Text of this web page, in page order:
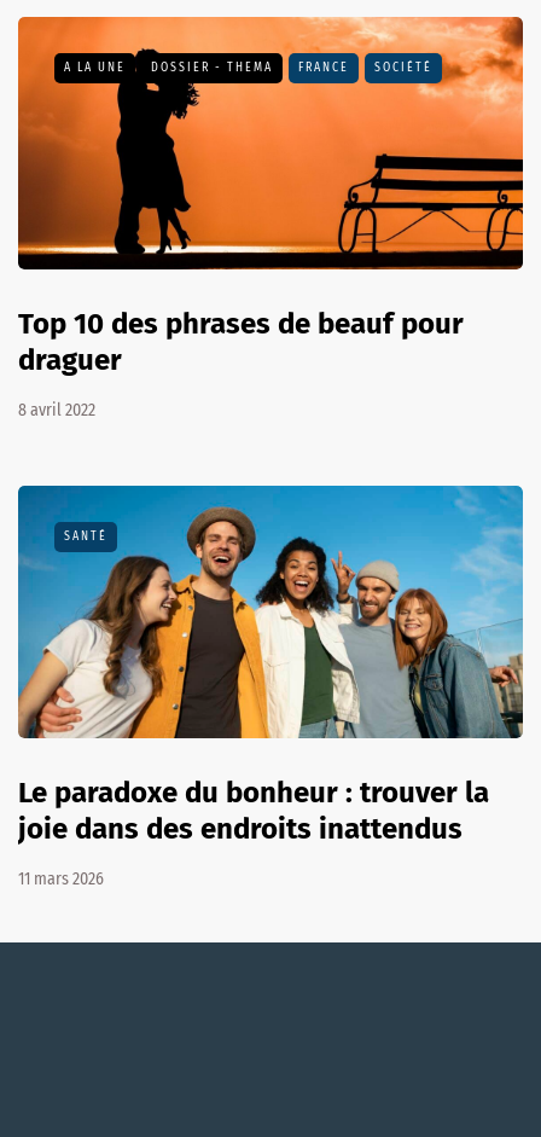
A LA UNE DOSSIER - THEMA FRANCE SOCIÉTÉ
Top 10 des phrases de beauf pour
draguer
8 avril 2022
SANTÉ
Le paradoxe du bonheur : trouver la
joie dans des endroits inattendus
11 mars 2026